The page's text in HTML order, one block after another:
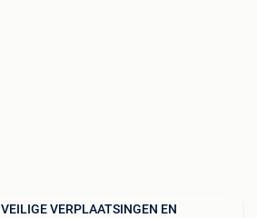
VEILIGE VERPLAATSINGEN EN